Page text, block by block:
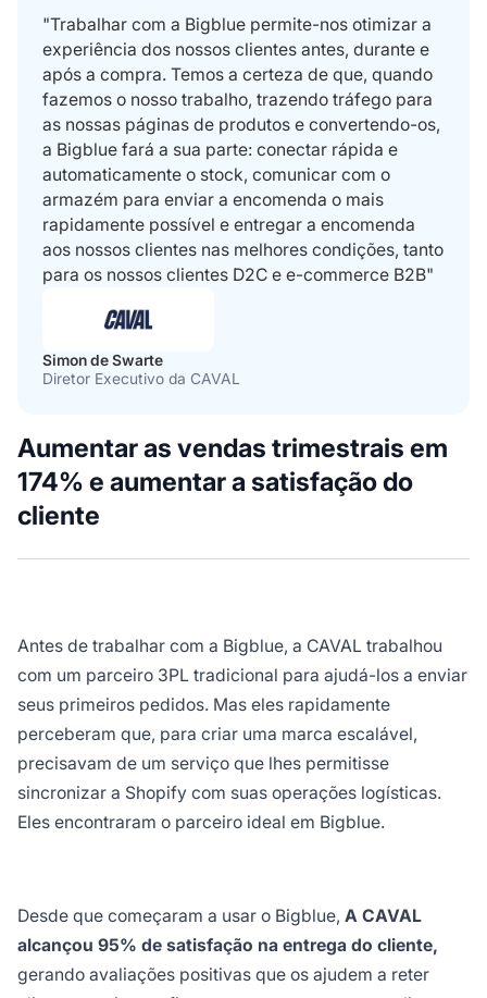
"Trabalhar com a Bigblue permite-nos otimizar a
experiência dos nossos clientes antes, durante e
após a compra. Temos a certeza de que, quando
fazemos o nosso trabalho, trazendo tráfego para
as nossas páginas de produtos e convertendo-os,
a Bigblue fará a sua parte: conectar rápida e
automaticamente o stock, comunicar com o
armazém para enviar a encomenda o mais
rapidamente possível e entregar a encomenda
aos nossos clientes nas melhores condições, tanto
para os nossos clientes D2C e e-commerce B2B"
Simon de Swarte
Diretor Executivo da CAVAL
Aumentar as vendas trimestrais em
174% e aumentar a satisfação do
cliente
Antes de trabalhar com a Bigblue, a CAVAL trabalhou
com um parceiro 3PL tradicional para ajudá-los a enviar
seus primeiros pedidos. Mas eles rapidamente
perceberam que, para criar uma marca escalável,
precisavam de um serviço que lhes permitisse
sincronizar a Shopify com suas operações logísticas.
Eles encontraram o parceiro ideal em Bigblue.
Desde que começaram a usar o Bigblue, A CAVAL
alcançou 95% de satisfação na entrega do cliente,
gerando avaliações positivas que os ajudem a reter